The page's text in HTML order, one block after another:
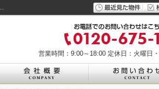
／茨木・高槻／センチュリー21エステートSHIN
営業時間：9:00～18:00 定休日：火曜日